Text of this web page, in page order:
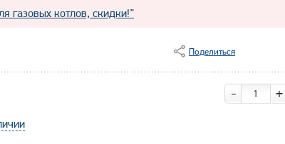
газовых котлов, скидки!”
Поделиться
- +